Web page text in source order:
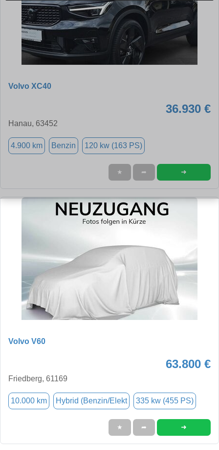
Volvo XC40
36.930 €
Hanau, 63452
4.900 km Benzin 120 kw (163 PS)
★ ➦ ➜
Volvo V60
63.800 €
Friedberg, 61169
10.000 km Hybrid (Benzin/Elekt 335 kw (455 PS)
★ ➦ ➜